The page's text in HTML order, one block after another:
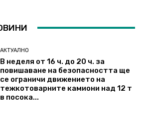
АКТУАЛНО
В неделя от 16 ч. до 20 ч. за
повишаване на безопасността ще
се ограничи движението на
тежкотоварните камиони над 12 т
в посока...